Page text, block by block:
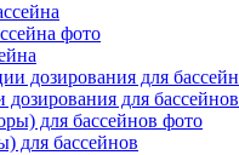
для бассейнов
для бассейнов